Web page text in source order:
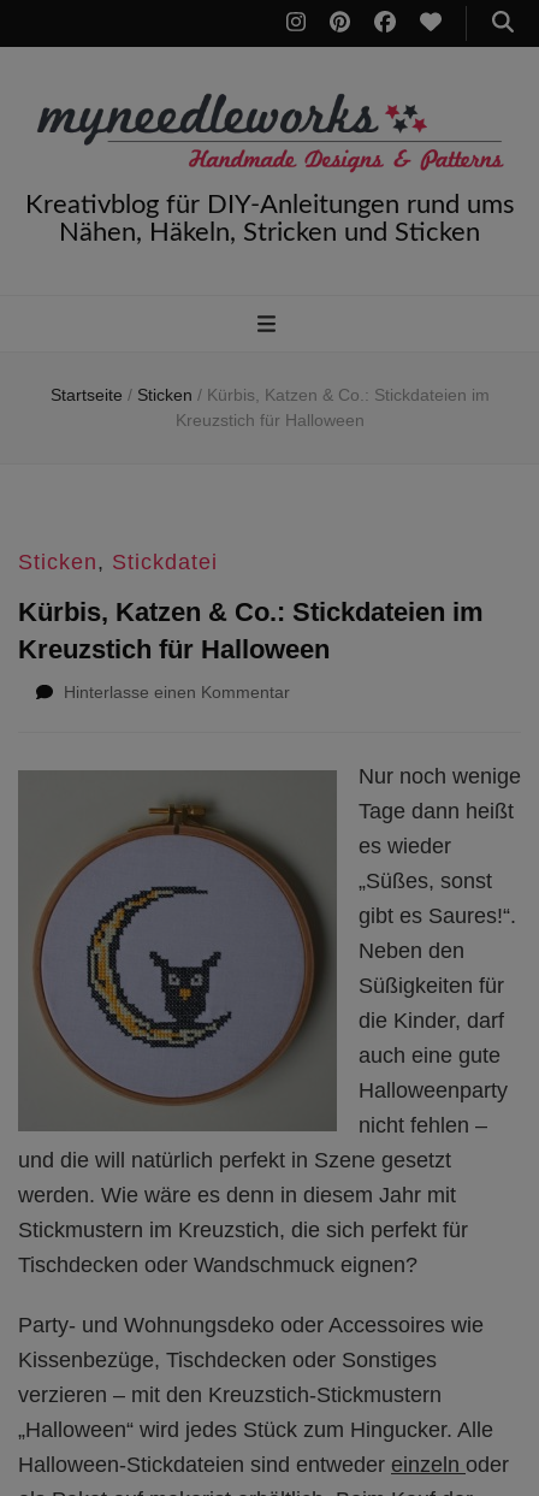
Kreativblog für DIY-Anleitungen rund ums
Nähen, Häkeln, Stricken und Sticken
Startseite / Sticken / Kürbis, Katzen & Co.: Stickdateien im
Kreuzstich für Halloween
Sticken, Stickdatei
Kürbis, Katzen & Co.: Stickdateien im
Kreuzstich für Halloween
Hinterlasse einen Kommentarzu
&
Stickdateien
Kreuzstich
für
Halloween
Nur noch wenige
Tage dann heißt
es wieder
„Süßes, sonst
gibt es Saures!“.
Neben den
Süßigkeiten für
die Kinder, darf
auch eine gute
Halloweenparty
nicht fehlen –
und die will natürlich perfekt in Szene gesetzt
werden. Wie wäre es denn in diesem Jahr mit
Stickmustern im Kreuzstich, die sich perfekt für
Tischdecken oder Wandschmuck eignen?
Party- und Wohnungsdeko oder Accessoires wie
Kissenbezüge, Tischdecken oder Sonstiges
verzieren – mit den Kreuzstich-Stickmustern
„Halloween“ wird jedes Stück zum Hingucker. Alle
Halloween-Stickdateien sind entweder einzeln oder